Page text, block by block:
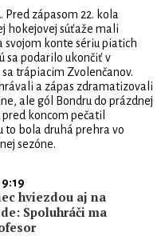
Pred zápasom 22. kola
hokejovej súťaže mali
konte sériu piatich
sa podarilo ukončiť v
trápiacim Zvolenčanov.
a zápas zdramatizovali
ale gól Bondru do prázdnej
koncom pečatil
to bola druhá prehra vo
sezóne.
hviezdou aj na
Spoluhráči ma